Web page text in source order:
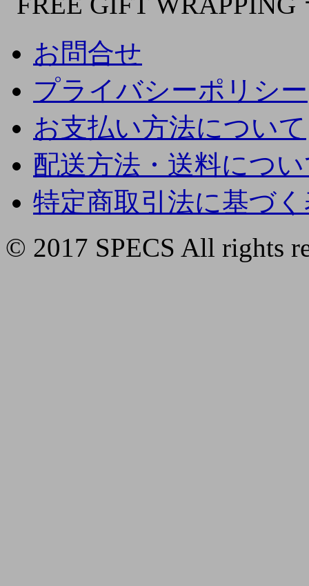
お問合せ
プライバシーポリシー
お支払い方法について
配送方法・送料につ
特定商取引法に基づ
© 2017 SPECS All rights